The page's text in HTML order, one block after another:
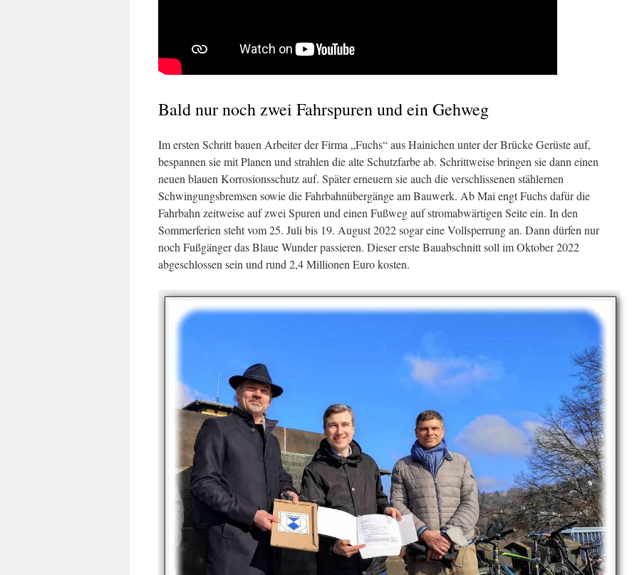
Bald nur noch zwei Fahrspuren und ein Gehweg
Im ersten Schritt bauen Arbeiter der Firma „Fuchs“ aus Hainichen unter der Brücke Gerüste auf,
bespannen sie mit Planen und strahlen die alte Schutzfarbe ab. Schrittweise bringen sie dann einen
neuen blauen Korrosionsschutz auf. Später erneuern sie auch die verschlissenen stählernen
Schwingungsbremsen sowie die Fahrbahnübergänge am Bauwerk. Ab Mai engt Fuchs dafür die
Fahrbahn zeitweise auf zwei Spuren und einen Fußweg auf stromabwärtigen Seite ein. In den
Sommerferien steht vom 25. Juli bis 19. August 2022 sogar eine Vollsperrung an. Dann dürfen nur
noch Fußgänger das Blaue Wunder passieren. Dieser erste Bauabschnitt soll im Oktober 2022
abgeschlossen sein und rund 2,4 Millionen Euro kosten.